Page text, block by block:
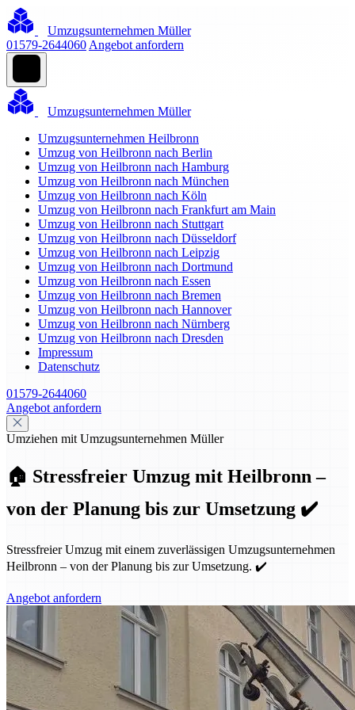
Umzugsunternehmen Müller
01579-2644060 Angebot anfordern
Umzugsunternehmen Müller
Umzugsunternehmen Heilbronn
Umzug von Heilbronn nach Berlin
Umzug von Heilbronn nach Hamburg
Umzug von Heilbronn nach München
Umzug von Heilbronn nach Köln
Umzug von Heilbronn nach Frankfurt am Main
Umzug von Heilbronn nach Stuttgart
Umzug von Heilbronn nach Düsseldorf
Umzug von Heilbronn nach Leipzig
Umzug von Heilbronn nach Dortmund
Umzug von Heilbronn nach Essen
Umzug von Heilbronn nach Bremen
Umzug von Heilbronn nach Hannover
Umzug von Heilbronn nach Nürnberg
Umzug von Heilbronn nach Dresden
Impressum
Datenschutz
01579-2644060
Angebot anfordern
Umziehen mit Umzugsunternehmen Müller
🏠 Stressfreier Umzug mit Heilbronn –
von der Planung bis zur Umsetzung ✔️
Stressfreier Umzug mit einem zuverlässigen Umzugsunternehmen
Heilbronn – von der Planung bis zur Umsetzung. ✔️
Angebot anfordern